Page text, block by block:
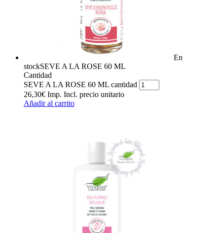
En
stockSEVE A LA ROSE 60 ML
Cantidad
SEVE A LA ROSE 60 ML cantidad
26,30€ Imp. Incl. precio unitario
Añadir al carrito